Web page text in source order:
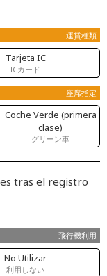
運賃種類
Tarjeta IC
ICカード
座席指定
Coche Verde (primera
clase)
グリーン車
tras el registro
飛行機利用
No Utilizar
利用しない